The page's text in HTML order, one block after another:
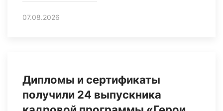
07.08.2026
Дипломы и сертификаты
получили 24 выпускника